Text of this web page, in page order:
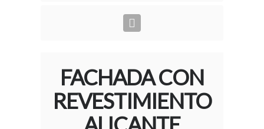
FACHADA CON
REVESTIMIENTO